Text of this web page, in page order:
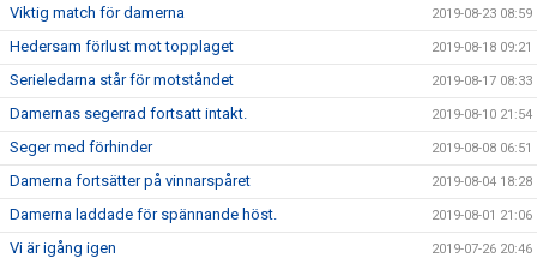
Viktig match för damerna 2019-08-23 08:59
Hedersam förlust mot topplaget 2019-08-18 09:21
Serieledarna står för motståndet 2019-08-17 08:33
Damernas segerrad fortsatt intakt. 2019-08-10 21:54
Seger med förhinder 2019-08-08 06:51
Damerna fortsätter på vinnarspåret 2019-08-04 18:28
Damerna laddade för spännande höst. 2019-08-01 21:06
Vi är igång igen 2019-07-26 20:46